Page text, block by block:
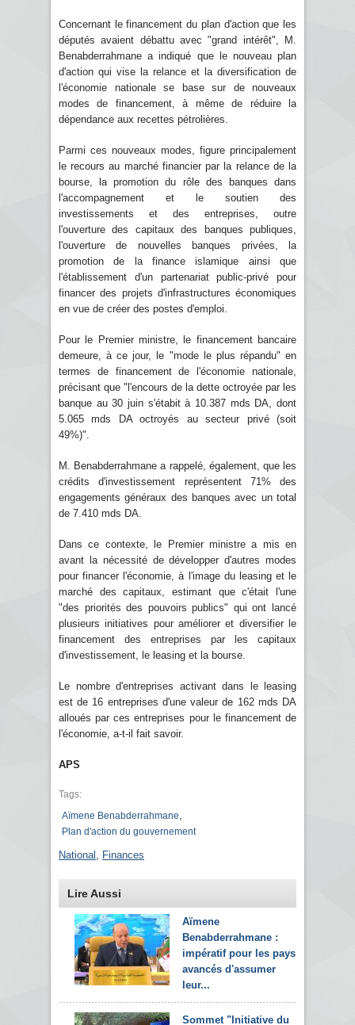
Concernant le financement du plan d'action que les
députés avaient débattu avec "grand intérêt", M.
Benabderrahmane a indiqué que le nouveau plan
d'action qui vise la relance et la diversification de
l'économie nationale se base sur de nouveaux
modes de financement, à même de réduire la
dépendance aux recettes pétrolières.
Parmi ces nouveaux modes, figure principalement
le recours au marché financier par la relance de la
bourse, la promotion du rôle des banques dans
l'accompagnement et le soutien des
investissements et des entreprises, outre
l'ouverture des capitaux des banques publiques,
l'ouverture de nouvelles banques privées, la
promotion de la finance islamique ainsi que
l'établissement d'un partenariat public-privé pour
financer des projets d'infrastructures économiques
en vue de créer des postes d'emploi.
Pour le Premier ministre, le financement bancaire
demeure, à ce jour, le "mode le plus répandu" en
termes de financement de l'économie nationale,
précisant que "l'encours de la dette octroyée par les
banque au 30 juin s'étabit à 10.387 mds DA, dont
5.065 mds DA octroyés au secteur privé (soit
49%)".
M. Benabderrahmane a rappelé, également, que les
crédits d'investissement représentent 71% des
engagements généraux des banques avec un total
de 7.410 mds DA.
Dans ce contexte, le Premier ministre a mis en
avant la nécessité de développer d'autres modes
pour financer l'économie, à l'image du leasing et le
marché des capitaux, estimant que c'était l'une
"des priorités des pouvoirs publics" qui ont lancé
plusieurs initiatives pour améliorer et diversifier le
financement des entreprises par les capitaux
d'investissement, le leasing et la bourse.
Le nombre d'entreprises activant dans le leasing
est de 16 entreprises d'une valeur de 162 mds DA
alloués par ces entreprises pour le financement de
l'économie, a-t-il fait savoir.
APS
Tags:
Aïmene Benabderrahmane
Plan d'action du gouvernement
National Finances
Lire Aussi
Aïmene
Benabderrahmane :
impératif pour les pays
avancés d'assumer
leur...
Sommet "Initiative du